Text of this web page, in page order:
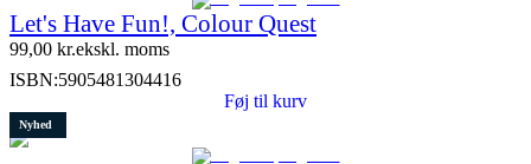
Let's Have Fun!, Colour Quest
99,00 kr.ekskl. moms
ISBN:5905481304416
Føj til kurv
Nyhed